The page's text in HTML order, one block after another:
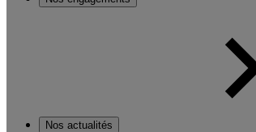
Nos actualités